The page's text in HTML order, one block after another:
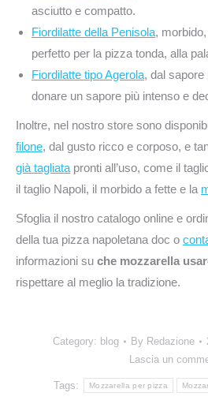
asciutto e compatto.
Fiordilatte della Penisola,
perfetto per la pizza tonda, alla
Fiordilatte tipo Agerola, dal sapore
donare un sapore più intenso e
Inoltre, nel nostro store sono
filone, dal gusto ricco e corposo, e
già tagliata pronti all’uso, come il
il taglio Napoli, il morbido a fette e la
Sfoglia il nostro catalogo online e
della tua pizza napoletana doc o
informazioni su che mozzarella
rispettare al meglio la tradizione.
Category: blog By Redazione
Lascia un
Tags: Mozzarella per pizza